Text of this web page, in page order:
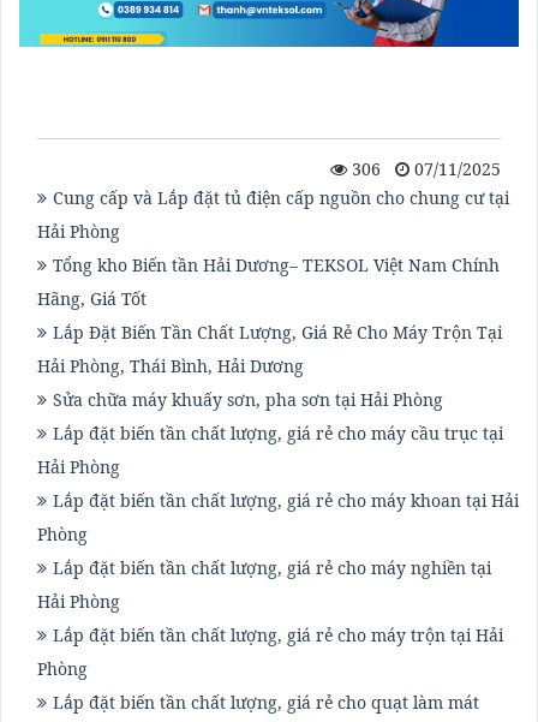
306
07/11/2025
Cung cấp và Lắp đặt tủ điện cấp nguồn cho chung cư tại
Hải Phòng
Tổng kho Biến tần Hải Dương– TEKSOL Việt Nam Chính
Hãng, Giá Tốt
Lắp Đặt Biến Tần Chất Lượng, Giá Rẻ Cho Máy Trộn Tại
Hải Phòng, Thái Bình, Hải Dương
Sửa chữa máy khuấy sơn, pha sơn tại Hải Phòng
Lắp đặt biến tần chất lượng, giá rẻ cho máy cầu trục tại
Hải Phòng
Lắp đặt biến tần chất lượng, giá rẻ cho máy khoan tại Hải
Phòng
Lắp đặt biến tần chất lượng, giá rẻ cho máy nghiền tại
Hải Phòng
Lắp đặt biến tần chất lượng, giá rẻ cho máy trộn tại Hải
Phòng
Lắp đặt biến tần chất lượng, giá rẻ cho quạt làm mát